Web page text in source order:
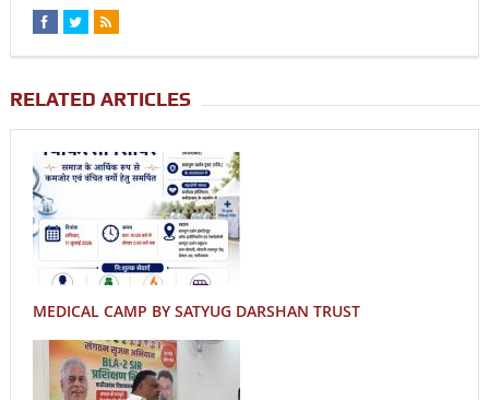
RELATED ARTICLES
MEDICAL CAMP BY SATYUG DARSHAN TRUST